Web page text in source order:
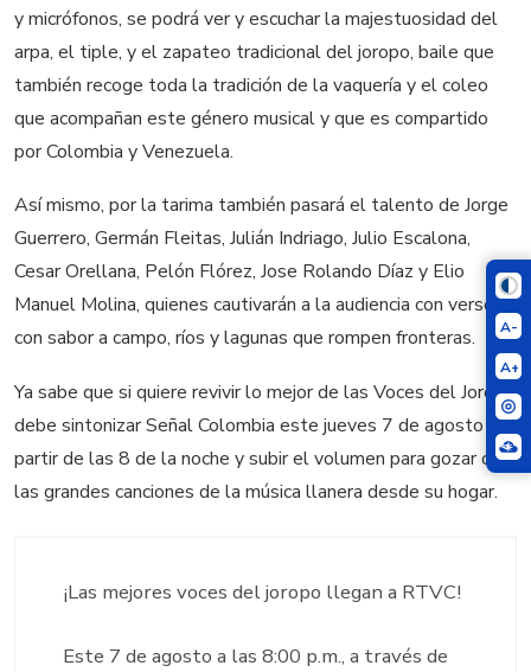
A-
A+
y micrófonos, se podrá ver y escuchar la majestuosidad del
arpa, el tiple, y el zapateo tradicional del joropo, baile que
también recoge toda la tradición de la vaquería y el coleo
que acompañan este género musical y que es compartido
por Colombia y Venezuela.
Así mismo, por la tarima también pasará el talento de Jorge
Guerrero, Germán Fleitas, Julián Indriago, Julio Escalona,
Cesar Orellana, Pelón Flórez, Jose Rolando Díaz y Elio
Manuel Molina, quienes cautivarán a la audiencia con versos
con sabor a campo, ríos y lagunas que rompen fronteras.
Ya sabe que si quiere revivir lo mejor de las Voces del Joropo
debe sintonizar Señal Colombia este jueves 7 de agosto a
partir de las 8 de la noche y subir el volumen para gozar con
las grandes canciones de la música llanera desde su hogar.
¡Las mejores voces del joropo llegan a RTVC!
Este 7 de agosto a las 8:00 p.m., a través de